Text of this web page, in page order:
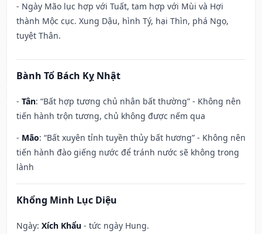
- Ngày Mão lục hợp với Tuất, tam hợp với Mùi và Hợi
thành Mộc cục. Xung Dậu, hình Tý, hại Thìn, phá Ngọ,
tuyệt Thân.
Bành Tổ Bách Kỵ Nhật
- Tân: “Bất hợp tương chủ nhân bất thường” - Không nên
tiến hành trộn tương, chủ không được nếm qua
- Mão: “Bất xuyên tỉnh tuyền thủy bất hương” - Không nên
tiến hành đào giếng nước để tránh nước sẽ không trong
lành
Khổng Minh Lục Diệu
Ngày: Xích Khẩu - tức ngày Hung.